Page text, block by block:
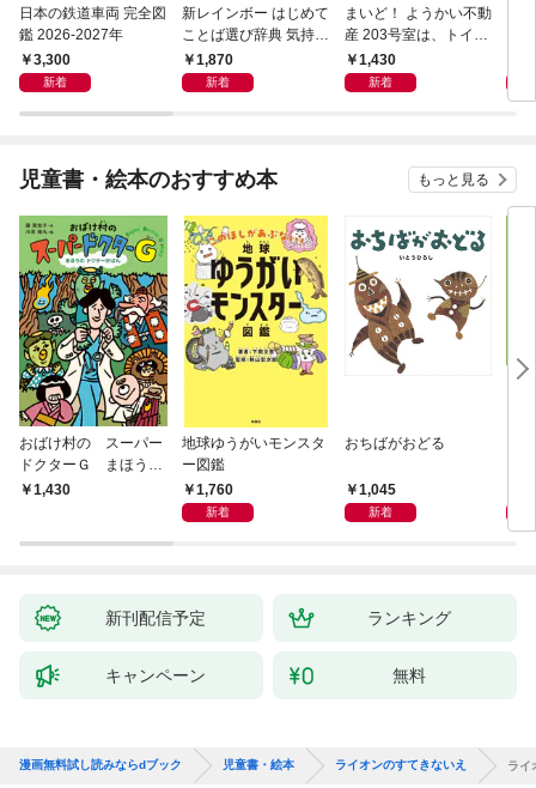
日本の鉄道車両 完全図
鑑 2026-2027年
3,300
新着
新レインボー はじめて
ことば選び辞典 気持ち
のことば
1,870
新着
まいど！ ようかい不動
産 203号室は、トイレ
の花子さんの部屋？
1,430
新着
児童書・絵本のおすすめ本 もっと見る
おばけ村の スーパー
ドクターＧ まほう
の ドクターかばん
1,430
地球ゆうがいモンスタ
ー図鑑
1,760
新着
おちばがおどる
1,045
新着
新刊配信予定 ランキング
キャンペーン 無料
漫画無料試し読みならdブック 児童書・絵本 ライオンのすてきないえ ライ